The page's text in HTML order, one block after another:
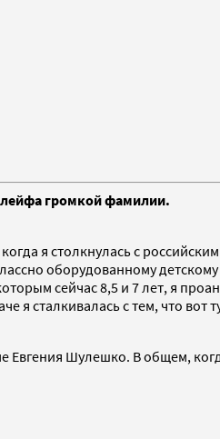
громкой фамилии.
я столкнулась с
оборудованному
сейчас 8,5 и 7 лет, я
я сталкивалась с тем, что
Евгения Шулешко. В общем,